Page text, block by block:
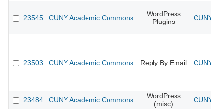
23545 CUNY Academic Commons
WordPress
Plugins
CUNY
23503 CUNY Academic Commons Reply By Email CUNY
23484 CUNY Academic Commons
WordPress
(misc)
CUNY